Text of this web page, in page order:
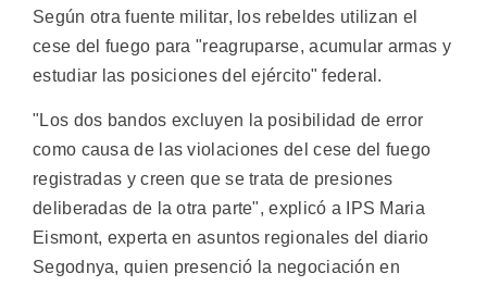
Según otra fuente militar, los rebeldes utilizan el
cese del fuego para "reagruparse, acumular armas y
estudiar las posiciones del ejército" federal.
"Los dos bandos excluyen la posibilidad de error
como causa de las violaciones del cese del fuego
registradas y creen que se trata de presiones
deliberadas de la otra parte", explicó a IPS Maria
Eismont, experta en asuntos regionales del diario
Segodnya, quien presenció la negociación en